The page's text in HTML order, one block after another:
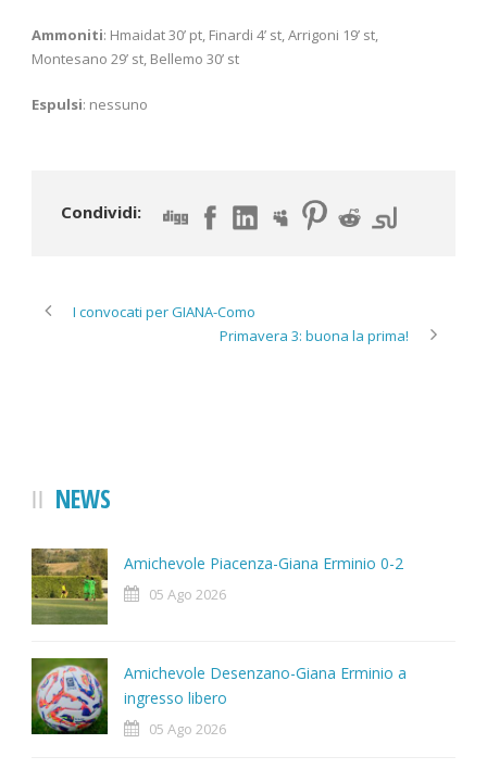
Ammoniti: Hmaidat 30’ pt, Finardi 4’ st, Arrigoni 19’ st,
Montesano 29’ st, Bellemo 30’ st
Espulsi: nessuno
Condividi:
I convocati per GIANA-Como
Primavera 3: buona la prima!
NEWS
Amichevole Piacenza-Giana Erminio 0-2
05 Ago 2026
Amichevole Desenzano-Giana Erminio a
ingresso libero
05 Ago 2026